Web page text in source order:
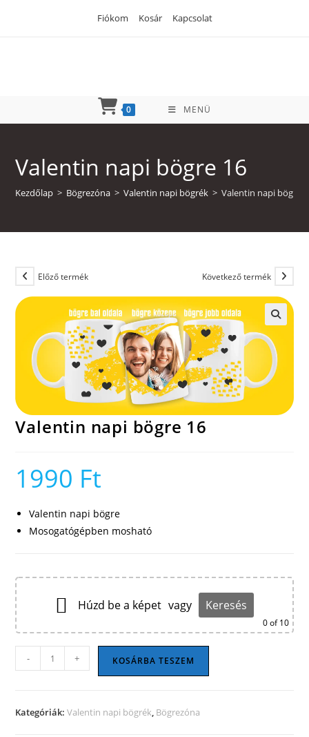
Fiókom Kosár Kapcsolat
0 MENÜ
Valentin napi bögre 16
Kezdőlap > Bögrezóna > Valentin napi bögrék > Valentin napi bögre
Előző termék Következő termék
Valentin napi bögre 16
1990 Ft
Valentin napi bögre
Mosogatógépben mosható
Húzd be a képet vagy Keresés
0of 10
Valentin
napi
- + KOSÁRBA TESZEM
Kategóriák:Valentin napi bögrék, Bögrezóna